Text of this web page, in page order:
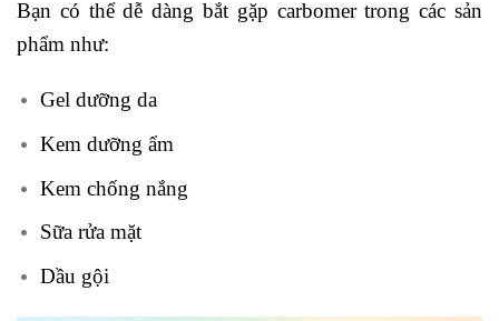
Bạn có thể dễ dàng bắt gặp carbomer trong các sản
phẩm như:
Gel dưỡng da
Kem dưỡng ẩm
Kem chống nắng
Sữa rửa mặt
Dầu gội